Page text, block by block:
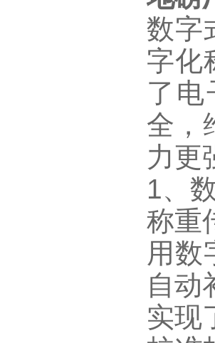
数字
字化
了
全，
力更
1、
称重
用数
自动
实现